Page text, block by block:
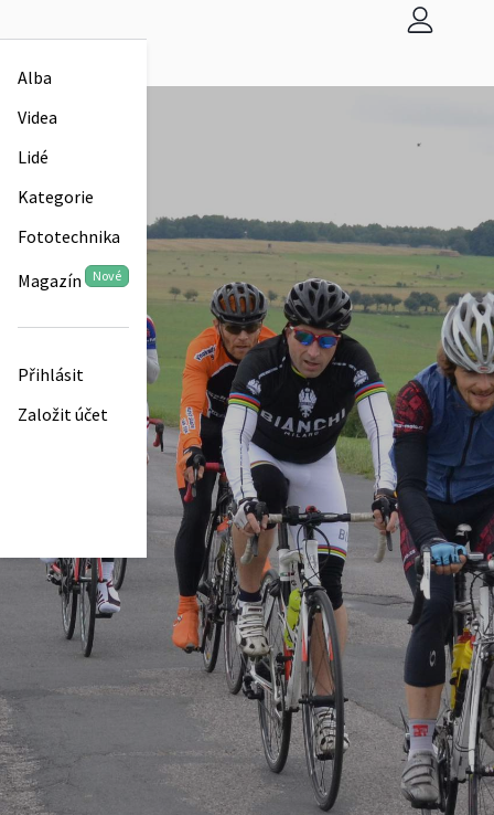
Alba
Videa
Lidé
Kategorie
Fototechnika
Magazín Nové
Přihlásit
Založit účet